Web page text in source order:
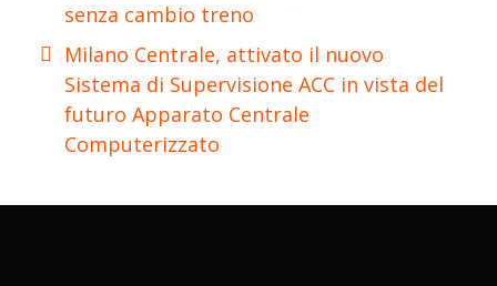
senza cambio treno
Milano Centrale, attivato il nuovo
Sistema di Supervisione ACC in vista del
futuro Apparato Centrale
Computerizzato